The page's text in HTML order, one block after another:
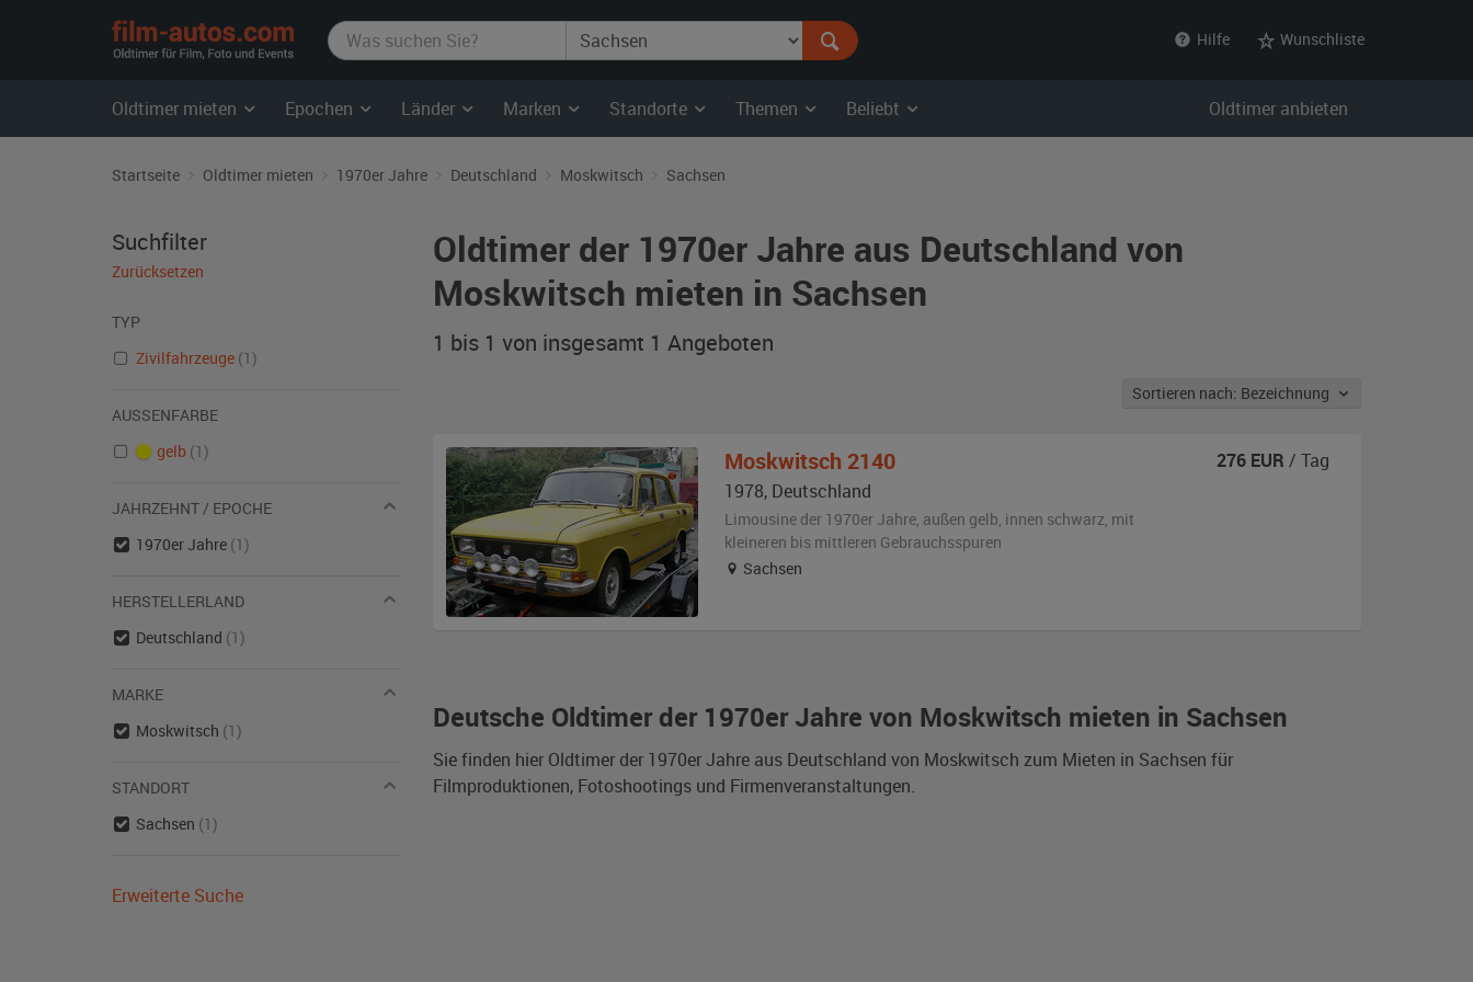
film-
autos.com
Hilfe Wunschliste
Oldtimer mieten Epochen Länder Marken Standorte Themen Beliebt Oldtimer anbieten
Startseite Oldtimer mieten 1970er Jahre Deutschland Moskwitsch Sachsen
Oldtimer der 1970er Jahre aus Deutschland von
Moskwitsch mieten in Sachsen
1 bis 1 von insgesamt 1 Angeboten
Sortieren nach: Bezeichnung
Deutsche Oldtimer der 1970er Jahre von Moskwitsch mieten in Sachsen
Sie finden hier Oldtimer der 1970er Jahre aus Deutschland von Moskwitsch zum Mieten in Sachsen für
Filmproduktionen, Fotoshootings und Firmenveranstaltungen.
Moskwitsch 2140
1978, Deutschland
Limousine der 1970er Jahre, außen gelb, innen schwarz, mit
kleineren bis mittleren Gebrauchsspuren
Sachsen
276 EUR / Tag
Suchfilter
Zurücksetzen
TYP
Zivilfahrzeuge (1)
AUSSENFARBE
gelb (1)
JAHRZEHNT / EPOCHE
1970er Jahre (1)
HERSTELLERLAND
Deutschland (1)
MARKE
Moskwitsch (1)
STANDORT
Sachsen (1)
Erweiterte Suche